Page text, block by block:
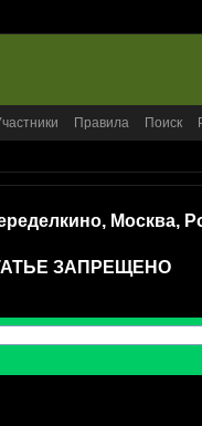
Правила Поиск
Москва,
ЗАПРЕЩЕНО